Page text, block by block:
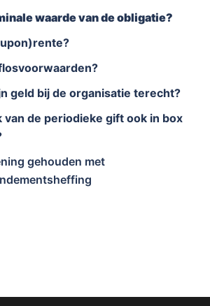
waarde van de obligatie?
geld bij de organisatie terecht?
van de periodieke gift ook in box
gehouden met